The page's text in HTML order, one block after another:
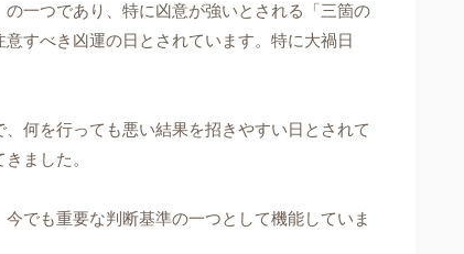
一つであり、特に凶意が強いとされる「三箇の
すべき凶運の日とされています。特に大禍日
何を行っても悪い結果を招きやすい日とされて
ました。
でも重要な判断基準の一つとして機能していま